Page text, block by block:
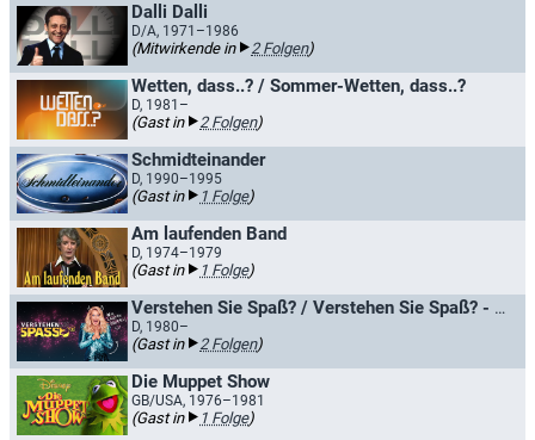
Dalli Dalli
D/A, 1971–1986
(Mitwirkende in 2 Folgen)
Wetten, dass..? / Sommer-Wetten, dass..?
D, 1981–
(Gast in 2 Folgen)
Schmidteinander
D, 1990–1995
(Gast in 1 Folge)
Am laufenden Band
D, 1974–1979
(Gast in 1 Folge)
Verstehen Sie Spaß? / Verstehen Sie Spaß? - Die Hallervorden-Show
D, 1980–
(Gast in 2 Folgen)
Die Muppet Show
GB/USA, 1976–1981
(Gast in 1 Folge)